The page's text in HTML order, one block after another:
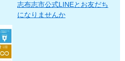
志布志市公式LINEとお友だち
になりませんか